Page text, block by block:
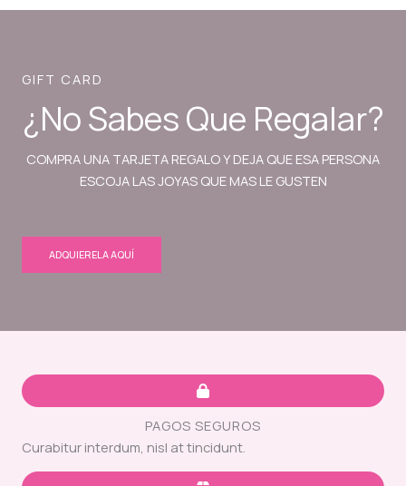
GIFT CARD
¿No Sabes Que Regalar?
COMPRA UNA TARJETA REGALO Y DEJA QUE ESA PERSONA
ESCOJA LAS JOYAS QUE MAS LE GUSTEN
ADQUIERELA AQUÍ
PAGOS SEGUROS
Curabitur interdum, nisl at tincidunt.